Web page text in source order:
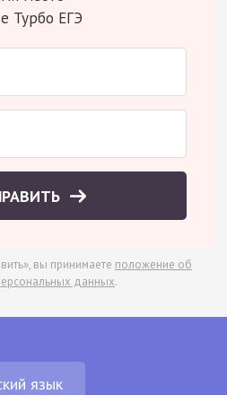
Турбо ЕГЭ
вы принимаете положение об
данных.
язык